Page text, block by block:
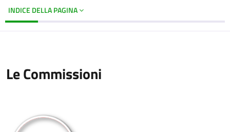
INDICE DELLA PAGINA
Le Commissioni